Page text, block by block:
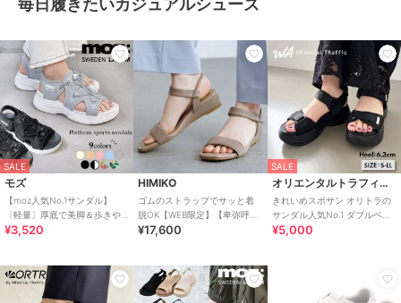
SALE
モズ
【moz人気No.1サンダル】
〔軽量〕厚底で美脚＆歩きや
すい！疲れにくいフィット感
¥3,520
HIMIKO
ゴムのストラップでサッと着
脱OK【WEB限定】【卑弥呼
26SS】ゴムストラップサンダ
¥17,600
SALE
オリエンタルトラフィック
きれいめスポサン オリトラの
サンダル人気No.1 ダブルベル
ト スポーツサンダル /42207
¥5,000